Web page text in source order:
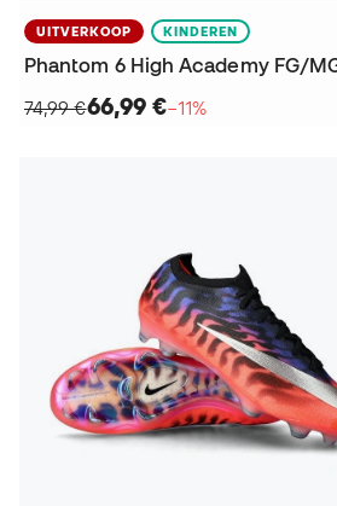
UITVERKOOP KINDEREN
74,99 €66,99 €−11%